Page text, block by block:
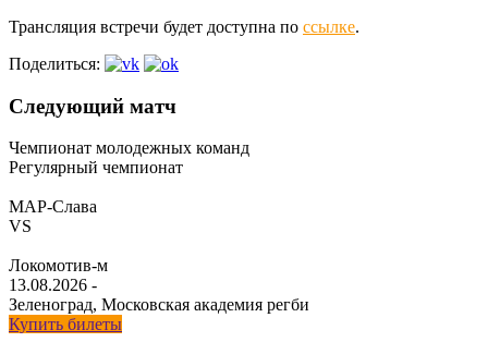
Трансляция встречи будет доступна по ссылке.
Поделиться:
Следующий матч
Чемпионат молодежных команд
Регулярный чемпионат
МАР-Слава
VS
Локомотив-м
13.08.2026 -
Зеленоград, Московская академия регби
Купить билеты